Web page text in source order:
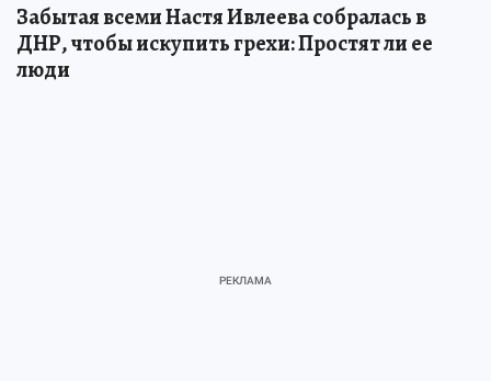
Забытая всеми Настя Ивлеева собралась в
ДНР, чтобы искупить грехи: Простят ли ее
люди